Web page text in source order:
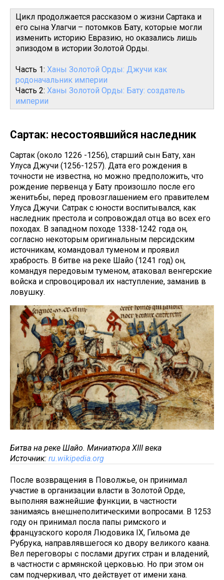
Цикл продолжается рассказом о жизни Сартака и
его сына Улагчи – потомков Бату, которые могли
изменить историю Евразию, но оказались лишь
эпизодом в истории Золотой Орды.
Часть 1: Ханы Золотой Орды: Джучи как
родоначальник империи
Часть 2: Ханы Золотой Орды: Бату: создатель
империи
Сартак: несостоявшийся наследник
Сартак (около 1226 -1256), старший сын Бату, хан
Улуса Джучи (1256-1257). Дата его рождения в
точности не известна, но можно предположить, что
рождение первенца у Бату произошло после его
женитьбы, перед провозглашением его правителем
Улуса Джучи. Сатрак с юности воспитывался, как
наследник престола и сопровождал отца во всех его
походах. В западном походе 1338-1242 года он,
согласно некоторым оригинальным персидским
источникам, командовал туменом и проявил
храбрость. В битве на реке Шайо (1241 год) он,
командуя передовым туменом, атаковал венгерские
войска и спровоцировал их наступление, заманив в
ловушку.
Битва на реке Шайо. Миниатюра XIII века
Источник: ru.wikipedia.org
После возвращения в Поволжье, он принимал
участие в организации власти в Золотой Орде,
выполняя важнейшие функции, в частности
занимаясь внешнеполитическими вопросами. В 1253
году он принимал посла папы римского и
французского короля Людовика IX, Гильома де
Рубрука, направлявшегося ко двору великого каана.
Вел переговоры с послами других стран и владений,
в частности с армянской церковью. Но при этом он
сам подчеркивал, что действует от имени хана.